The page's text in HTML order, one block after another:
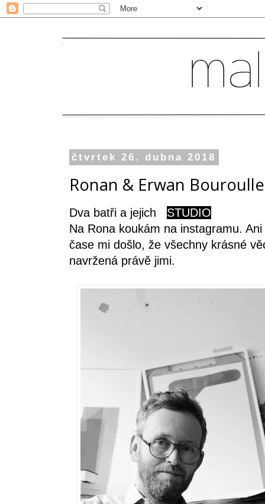
čtvrtek 26. dubna 2018
Ronan & Erwan
Dva batři a jejich STUDIO
Na Rona koukám na instagramu.
čase mi došlo, že všechny krásné
navržená právě jimi.